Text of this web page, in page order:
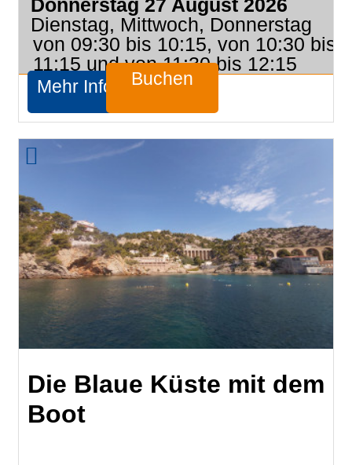
Donnerstag 27 August 2026
Dienstag, Mittwoch, Donnerstag
von 09:30 bis 10:15, von 10:30 bis
11:15 und von 11:30 bis 12:15
Mehr Infos Buchen
Die Blaue Küste mit dem
Boot